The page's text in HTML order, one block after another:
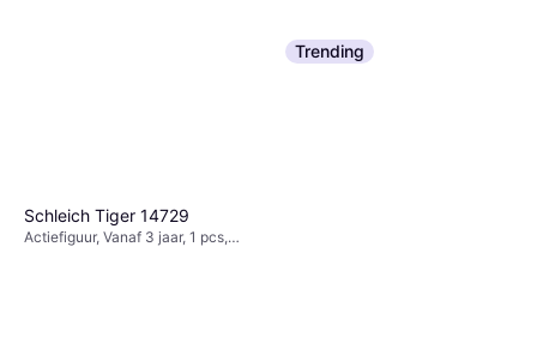
Schleich Tiger 14729
Actiefiguur, Vanaf 3 jaar, 1 pcs,
Trending